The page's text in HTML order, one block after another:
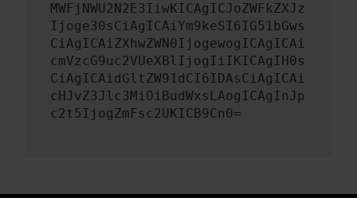
MWFjNWU2N2E3IiwKICAgICJoZWFkZXJz
Ijoge30sCiAgICAiYm9keSI6IG51bGws
CiAgICAiZXhwZWN0IjogewogICAgICAi
cmVzcG9uc2VUeXBlIjogIiIKICAgIH0s
CiAgICAidGltZW91dCI6IDAsCiAgICAi
cHJvZ3Jlc3MiOiBudWxsLAogICAgInJp
c2t5IjogZmFsc2UKICB9Cn0=